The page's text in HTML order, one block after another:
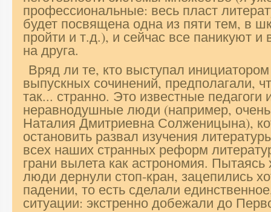
профессиональные: весь пласт
будет посвящена одна из пяти тем, в
пройти и т.д.), и сейчас все паникуют и
на друга.
Вряд ли те, кто выступал
выпускных сочинений, предполагали,
так... странно. Это известные педагоги
неравнодушные люди (например,
Наталия Дмитриевна Солженицына),
остановить развал изучения
всех наших странных реформ
грани вылета как астрономия. Пытаясь
люди дернули стоп-кран, зацепились
падении, то есть сделали
ситуации: экстренно добежали до